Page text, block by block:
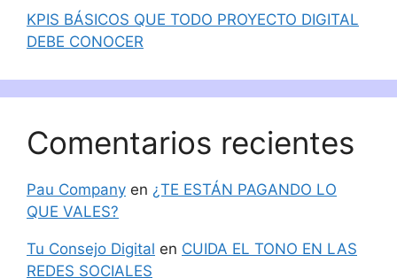
KPIS BÁSICOS QUE TODO PROYECTO DIGITAL
DEBE CONOCER
Comentarios recientes
Pau Company en ¿TE ESTÁN PAGANDO LO
QUE VALES?
Tu Consejo Digital en CUIDA EL TONO EN LAS
REDES SOCIALES